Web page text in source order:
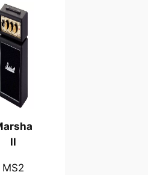
ll
MS2